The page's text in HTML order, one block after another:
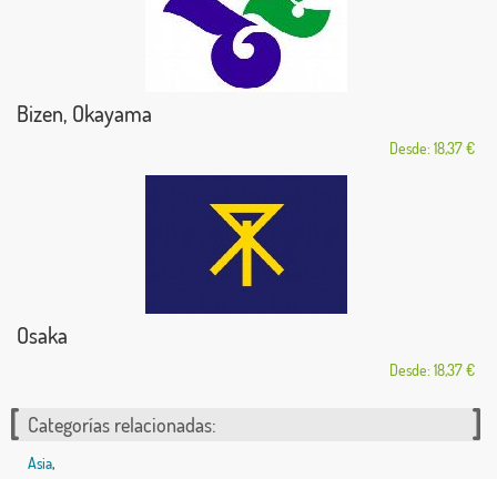
Bizen, Okayama
Desde: 18,37 €
Osaka
Desde: 18,37 €
Categorías relacionadas:
Asia,